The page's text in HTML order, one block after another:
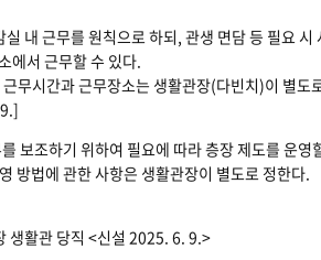
내 근무를 원칙으로 하되, 관생 면담 등 필요 시
에서 근무할 수 있다.
무시간과 근무장소는 생활관장(다빈치)이 별도
보조하기 위하여 필요에 따라 층장 제도를 운영
방법에 관한 사항은 생활관장이 별도로 정한다.
생활관 당직 <신설 2025. 6. 9.>